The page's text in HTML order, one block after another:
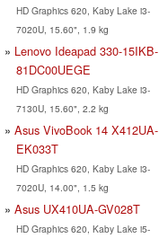
HD Graphics 620, Kaby Lake i3-
7020U, 15.60", 1.9 kg
Lenovo Ideapad 330-15IKB-
81DC00UEGE
HD Graphics 620, Kaby Lake i3-
7130U, 15.60", 2.2 kg
Asus VivoBook 14 X412UA-
EK033T
HD Graphics 620, Kaby Lake i3-
7020U, 14.00", 1.5 kg
Asus UX410UA-GV028T
HD Graphics 620, Kaby Lake i5-